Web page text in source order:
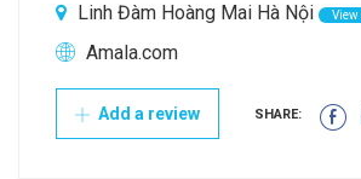
Linh Đàm Hoàng Mai Hà Nội View
Amala.com
Add a review SHARE: